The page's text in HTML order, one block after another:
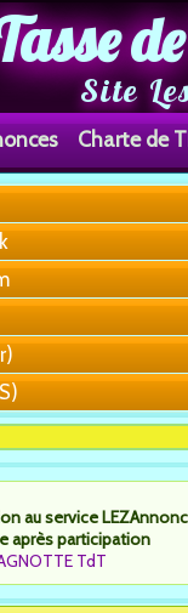
Site
Charte de
au service
après participation
TdT